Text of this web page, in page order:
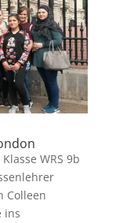
WRS 9b
Colleen
ins